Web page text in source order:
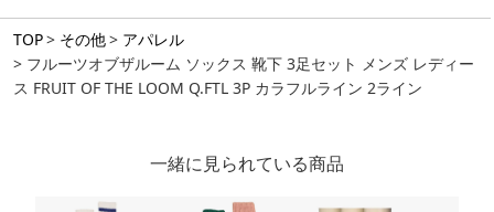
TOP その他
アパレル
フルーツオブザルーム ソックス 靴下 3足セット メンズ レディー
ス FRUIT OF THE LOOM Q.FTL 3P カラフルライン 2ライン
一緒に見られている商品